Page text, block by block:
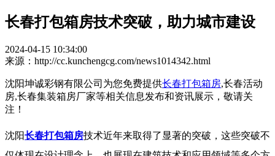
长春打包箱房技术突破，助力城市建设
2024-04-15 10:34:00
来源：http://cc.kunchengcg.com/news1014342.html
沈阳坤诚彩钢有限公司为您免费提供长春打包箱房,长春活动
房,长春集装箱房厂家等相关信息发布和资讯展示，敬请关
注！
沈阳长春打包箱房技术近年来取得了显著的突破，这些突破不